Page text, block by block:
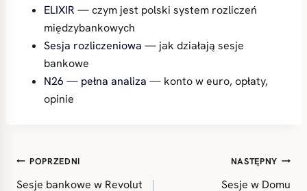
ELIXIR — czym jest polski system rozliczeń
międzybankowych
Sesja rozliczeniowa — jak działają sesje
bankowe
N26 — pełna analiza — konto w euro, opłaty,
opinie
Nawigacja
wpisu
POPRZEDNI
Sesje bankowe w Revolut
NASTĘPNY
Sesje w Domu